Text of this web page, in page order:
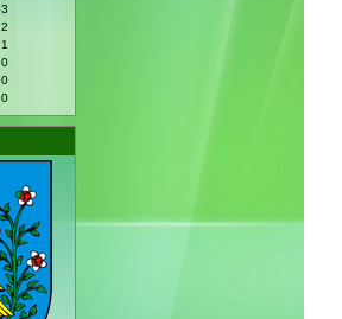
3
2
1
0
0
0